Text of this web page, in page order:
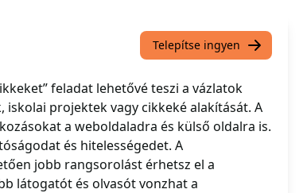
Telepítse ingyen
feladat lehetővé teszi a vázlatok
iskolai projektek vagy cikkeké alakítását. A
a weboldaladra és külső oldalra is.
és hitelességedet. A
jobb rangsorolást érhetsz el a
látogatót és olvasót vonzhat a